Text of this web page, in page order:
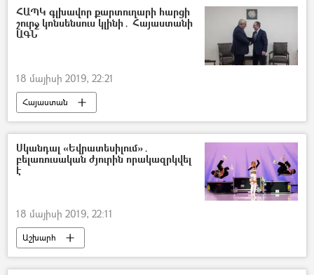
ՀԱՊԿ գլխավոր քարտուղարի հարցի
շուրջ կոնսենսուս կլինի․ Հայաստանի
ԱԳՆ
18 մայիսի 2019, 22:21
Հայաստան
Հավաքական անվտանգության պայմանագիր կազմակերպություն (ՀԱՊԿ)
Զոհրաբ Մնացականյան
Սկանդալ «Եվրատեսիլում»․
բելառուսական ժյուրին որակազրկվել
է
18 մայիսի 2019, 22:11
Աշխարհ